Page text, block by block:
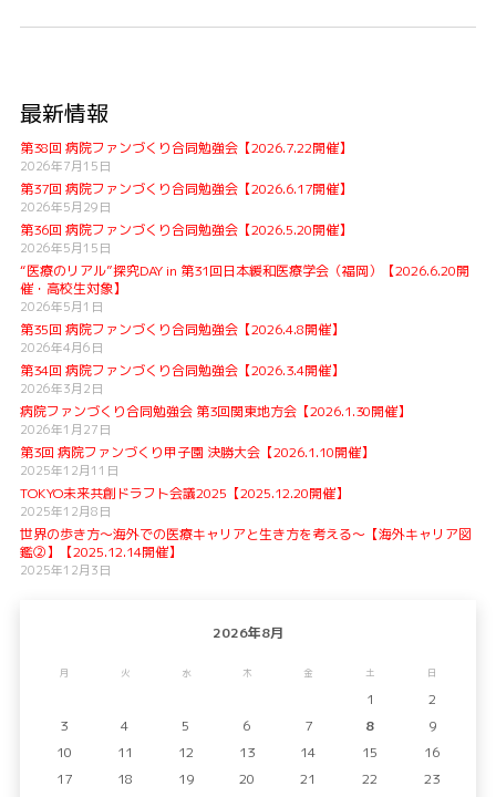
最新情報
第38回 病院ファンづくり合同勉強会【2026.7.22開催】
2026年7月15日
第37回 病院ファンづくり合同勉強会【2026.6.17開催】
2026年5月29日
第36回 病院ファンづくり合同勉強会【2026.5.20開催】
2026年5月15日
“医療のリアル”探究DAY in 第31回日本緩和医療学会（福岡）【2026.6.20開
催・高校生対象】
2026年5月1日
第35回 病院ファンづくり合同勉強会【2026.4.8開催】
2026年4月6日
第34回 病院ファンづくり合同勉強会【2026.3.4開催】
2026年3月2日
病院ファンづくり合同勉強会 第3回関東地方会【2026.1.30開催】
2026年1月27日
第3回 病院ファンづくり甲子園 決勝大会【2026.1.10開催】
2025年12月11日
TOKYO未来共創ドラフト会議2025【2025.12.20開催】
2025年12月8日
世界の歩き方〜海外での医療キャリアと生き方を考える〜【海外キャリア図
鑑②】【2025.12.14開催】
2025年12月3日
2026年8月
月 火 水 木 金 土 日
1
2
3
4 5 6 7 8
9
10
11 12 13 14 15
16
17
18 19 20 21 22
23